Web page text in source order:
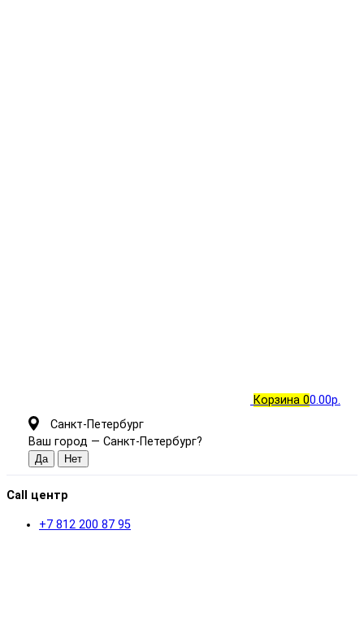
Корзина 00.00р.
Санкт-Петербург
Ваш город — Санкт-Петербург?
Call центр
+7 812 200 87 95